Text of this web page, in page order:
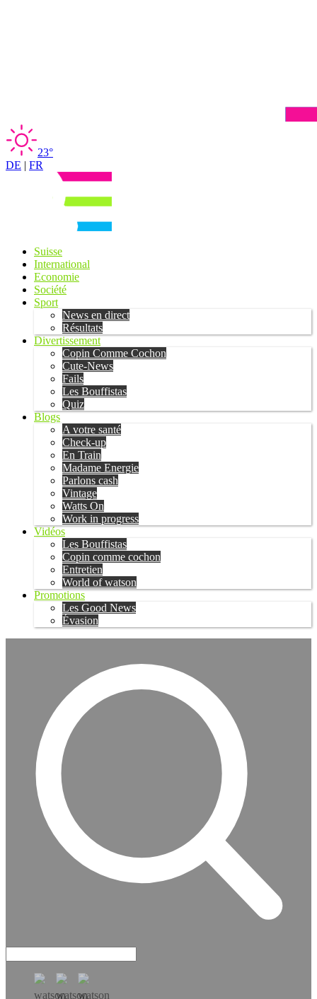
23°
DE | FR
Suisse
International
Economie
Société
Sport
News en direct
Résultats
Divertissement
Copin Comme Cochon
Cute-News
Fails
Les Bouffistas
Quiz
Blogs
A votre santé
Check-up
En Train
Madame Energie
Parlons cash
Vintage
Watts On
Work in progress
Vidéos
Les Bouffistas
Copin comme cochon
Entretien
World of watson
Promotions
Les Good News
Évasion